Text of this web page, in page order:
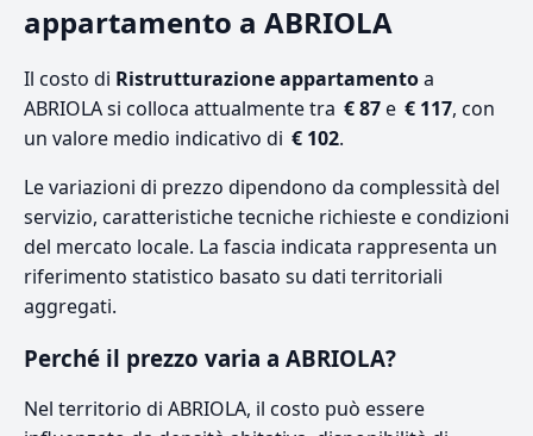
appartamento a ABRIOLA
Il costo di Ristrutturazione appartamentoa
ABRIOLA si colloca attualmente tra € 87e € 117, con
un valore medio indicativo di € 102.
Le variazioni di prezzo dipendono da complessità del
servizio, caratteristiche tecniche richieste e condizioni
del mercato locale. La fascia indicata rappresenta un
riferimento statistico basato su dati territoriali
aggregati.
Perché il prezzo varia a ABRIOLA?
Nel territorio di ABRIOLA, il costo può essere